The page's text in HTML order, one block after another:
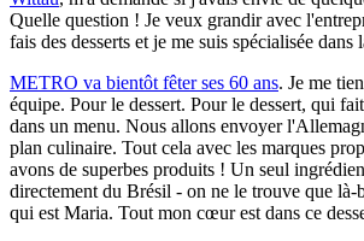
Quelle question ! Je veux grandir avec
fais des desserts et je me suis spécialisée dans
METRO va bientôt fêter ses 60 ans. Je me
équipe. Pour le dessert. Pour le dessert, qui
dans un menu. Nous allons envoyer
plan culinaire. Tout cela avec les marques
avons de superbes produits ! Un seul
directement du Brésil - on ne le trouve que là-
qui est Maria. Tout mon cœur est dans ce